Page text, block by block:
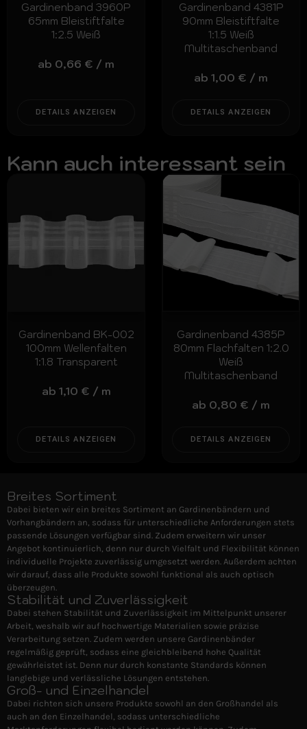
Gardinenband 3960P
65mm Bleistiftfalte
1:2.5 Weiß
ab 0,66 € / m
DETAILS ANZEIGEN
Gardinenband 4381P
90mm Bleistiftfalte
1:1.5 Weiß
Multitaschenband
ab 1,00 € / m
DETAILS ANZEIGEN
Kann auch interessant sein
Gardinenband BK-002
100mm Wellenfalten
1:1.8 Transparent
ab 1,10 € / m
DETAILS ANZEIGEN
Gardinenband 4385P
80mm Flachfalten 1:2.0
Weiß
Multitaschenband
ab 0,80 € / m
DETAILS ANZEIGEN
Breites Sortiment
Dabei bieten wir ein breites Sortiment an Gardinenbändern und
Vorhangbändern an, sodass für unterschiedliche Anforderungen stets
passende Lösungen verfügbar sind. Zudem erweitern wir unser
Angebot kontinuierlich, denn nur durch Vielfalt und Flexibilität können
individuelle Projekte zuverlässig umgesetzt werden. Außerdem achten
wir darauf, dass alle Produkte sowohl funktional als auch optisch
überzeugen.
Stabilität und Zuverlässigkeit
Dabei stehen Stabilität und Zuverlässigkeit im Mittelpunkt unserer
Arbeit, weshalb wir auf hochwertige Materialien sowie präzise
Verarbeitung setzen. Zudem werden unsere Gardinenbänder
regelmäßig geprüft, sodass eine gleichbleibend hohe Qualität
gewährleistet ist. Denn nur durch konstante Standards können
langlebige und verlässliche Lösungen entstehen.
Groß- und Einzelhandel
Dabei richten sich unsere Produkte sowohl an den Großhandel als
auch an den Einzelhandel, sodass unterschiedliche